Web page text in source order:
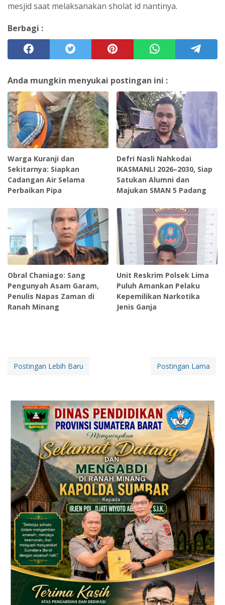
mesjid saat melaksanakan sholat id nantinya.
Berbagi :
Anda mungkin menyukai postingan ini :
Warga Kuranji dan
Sekitarnya: Siapkan
Cadangan Air Selama
Perbaikan Pipa
Defri Nasli Nahkodai
IKASMANLI 2026–2030, Siap
Satukan Alumni dan
Majukan SMAN 5 Padang
Obral Chaniago: Sang
Pengunyah Asam Garam,
Penulis Napas Zaman di
Ranah Minang
Unit Reskrim Polsek Lima
Puluh Amankan Pelaku
Kepemilikan Narkotika
Jenis Ganja
Postingan Lebih Baru Postingan Lama